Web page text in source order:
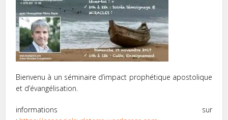
Bienvenu à un séminaire d’impact prophétique apostolique
et d’évangélisation.
informations sur